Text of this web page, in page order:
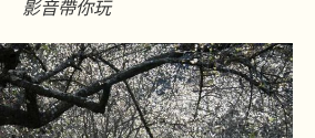
影音帶你玩